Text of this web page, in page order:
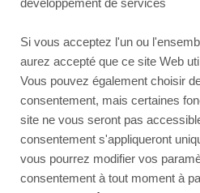
développement de services
Si vous acceptez l'un ou
aurez accepté que ce site Web
Vous pouvez également choisir
consentement, mais certaines
site ne vous seront pas
consentement s'appliqueront
vous pourrez modifier vos
consentement à tout moment à
Reload to try again,
Reload Back